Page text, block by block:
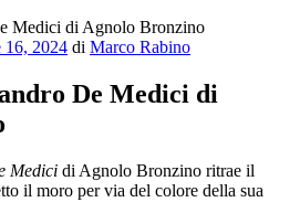
16, 2024 di Marco Rabino
De Medici di
Medici di Agnolo Bronzino ritrae il
il moro per via del colore della sua